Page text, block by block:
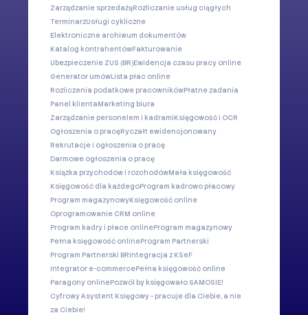
Zarządzanie sprzedażąRozliczanie usług ciągłych
TerminarzUsługi cykliczne
Elektroniczne archiwum dokumentów
Katalog kontrahentówFakturowanie
Ubezpieczenie ZUS (BR)Ewidencja czasu pracy online
Generator umówLista płac online
Rozliczenia podatkowe pracownikówPłatne zadania
Panel klientaMarketing biura
Zarządzanie personelem i kadramiKsięgowość i OCR
Ogłoszenia o pracęRyczałt ewidencjonowany
Rekrutacje i ogłoszenia o pracę
Darmowe ogłoszenia o pracę
Książka przychodów i rozchodówMała księgowość
Księgowość dla każdegoProgram kadrowo płacowy
Program magazynowyKsięgowość online
Oprogramowanie CRM online
Program kadry i płace onlineProgram magazynowy
Pełna księgowość onlineProgram Partnerski
Program Partnerski BRIntegracja z KSeF
Integrator e-commercePełna księgowość online
Paragony onlinePozwól by księgowało SAMOSIE!
Cyfrowy Asystent Księgowy - pracuje dla Ciebie, a nie
za Ciebie!